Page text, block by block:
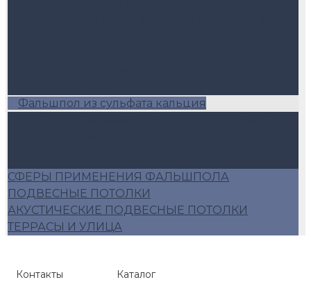
Фальшпол из сульфата кальция
Стойки (опоры) для фальшпола
Аксессуары для фальшпола
Алюминиевый фальшпол
Плиты фальшопола 600*600
Люки для фальшпола
СФЕРЫ ПРИМЕНЕНИЯ ФАЛЬШПОЛА
ПОДВЕСНЫЕ ПОТОЛКИ
АКУСТИЧЕСКИЕ ПОДВЕСНЫЕ ПОТОЛКИ
ТЕРРАСЫ И УЛИЦА
Контакты
Каталог